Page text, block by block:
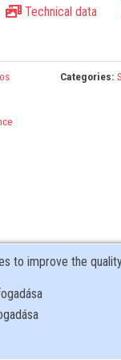
Technical data
Categories:
to improve the